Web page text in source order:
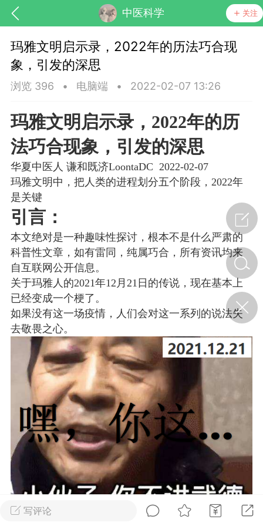
中医科学 关注
节气气象
·特急预警】关
节返乡期间“闪
急提示
0
问答
如何购买【理肺清瘟膏】
【养正护络膏】？
小海（HAi） 2
卫通：内经视角
要义
0
女子五七，阳明脉衰：女性
养颜首重阳明胃经
写评论
玛雅文明启示录，2022年的历法巧合现
象，引发的深思
浏览 396 • 电脑端 • 2022-02-07 13:26
玛雅文明启示录，2022年的历
法巧合现象，引发的深思
华夏中医人 谦和既济LoontaDC 2022-02-07
玛雅文明中，把人类的进程划分五个阶段，2022年
是关键
引言：
本文绝对是一种趣味性探讨，根本不是什么严肃的
科普性文章，如有雷同，纯属巧合，所有资讯均来
自互联网公开信息。
关于玛雅人的2021年12月21日的传说，现在基本上
已经变成一个梗了。
如果没有这一场疫情，人们会对这一系列的说法失
去敬畏之心。